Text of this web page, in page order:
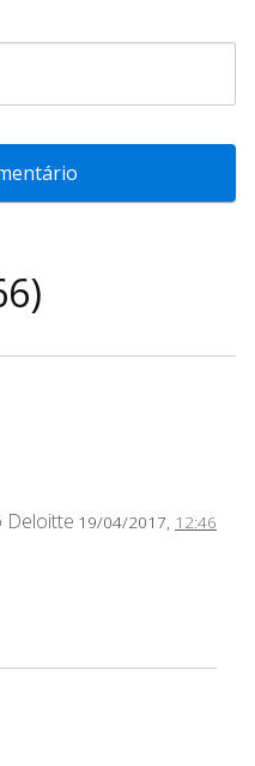
Deloitte 19/04/2017, 12:46